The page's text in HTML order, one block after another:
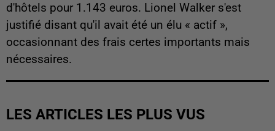
d'hôtels pour 1.143 euros. Lionel Walker s'est
justifié disant qu'il avait été un élu « actif »,
occasionnant des frais certes importants mais
nécessaires.
LES ARTICLES LES PLUS VUS